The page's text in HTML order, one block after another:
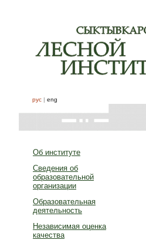
рус | eng
Об институте
Сведения об
образовательной
организации
Образовательная
деятельность
Независимая оценка
качества